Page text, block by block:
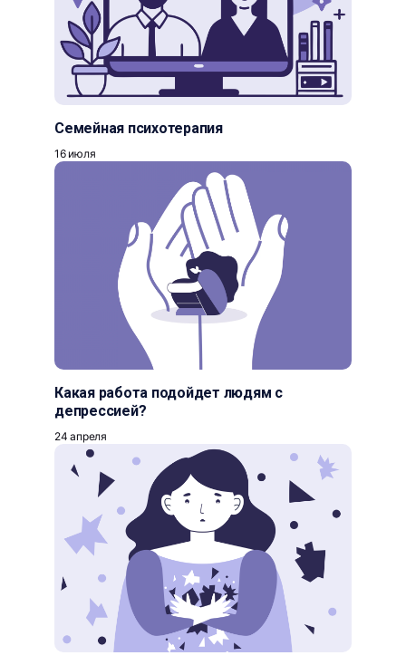
Семейная психотерапия
16 июля
Какая работа подойдет людям с
депрессией?
24 апреля